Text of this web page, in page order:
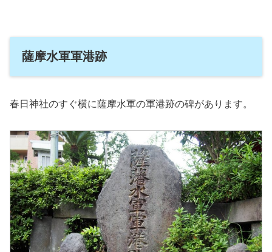
薩摩水軍軍港跡
春日神社のすぐ横に薩摩水軍の軍港跡の碑があります。